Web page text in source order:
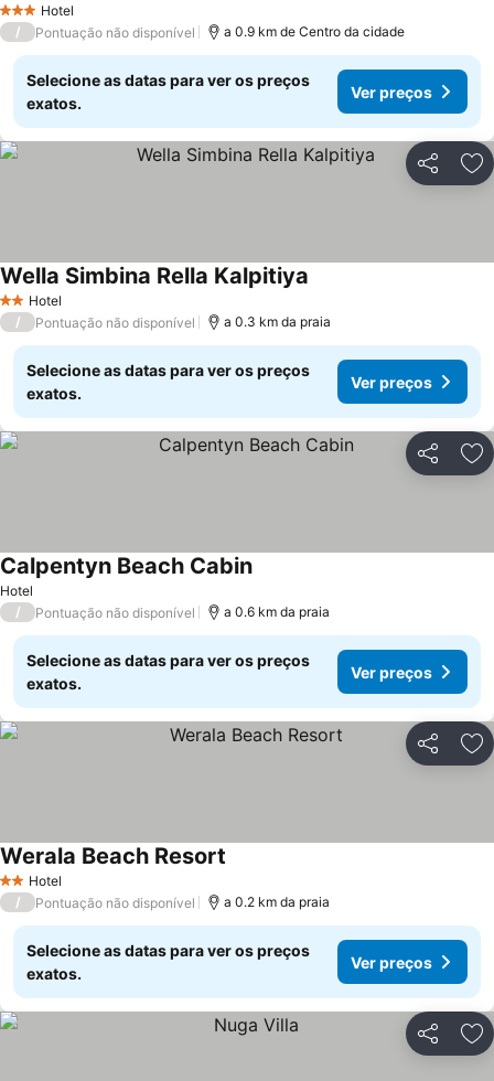
3 EstrelasHotel
/ Pontuação não disponível a 0.9 km de Centro da cidade
Selecione as datas para ver os preços
exatos.
Ver preços
Partilhar
2 Estrelas
Hotel
Wella Simbina Rella Kalpitiya
/ Pontuação não disponível a 0.3 km da praia
Selecione as datas para ver os preços
exatos.
Ver preços
Partilhar
Hotel
Calpentyn Beach CabinVer preços
/ Pontuação não disponível a 0.6 km da praia
Selecione as datas para ver os preços
exatos.
Ver preços
Partilhar
2 Estrelas
Hotel
Werala Beach Resort
/ Pontuação não disponível a 0.2 km da praia
Selecione as datas para ver os preços
exatos.
Ver preços
Partilhar